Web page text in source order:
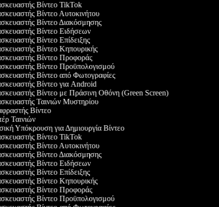
Βίντεο TikTok
Βίντεο Αυτοκινήτου
Βίντεο Διακόσμησης
Βίντεο Ειδήσεων
Βίντεο Επίδειξης
Βίντεο Κηπουρικής
Βίντεο Προφοράς
Βίντεο Προϋπολογισμού
Βίντεο από Φωτογραφίες
Βίντεο για Android
Βίντεο με Πράσινη Οθόνη (Green Screen)
Ταινιών Μυστηρίου
Βίντεο
Ταινιών
Υπόκρουση για Δημιουργία Βίντεο
Βίντεο TikTok
Βίντεο Αυτοκινήτου
Βίντεο Διακόσμησης
Βίντεο Ειδήσεων
Βίντεο Επίδειξης
Βίντεο Κηπουρικής
Βίντεο Προφοράς
Βίντεο Προϋπολογισμού